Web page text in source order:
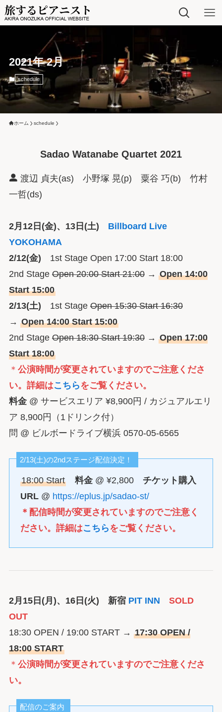
2021年 2月
schedule
ホーム schedule
Sadao Watanabe Quartet 2021
渡辺 貞夫(as) 小野塚 晃(p) 粟谷 巧(b) 竹村
一哲(ds)
2月12日(金)、13日(土) Billboard Live
YOKOHAMA
2/12(金) 1st Stage Open 17:00 Start 18:00
2nd Stage Open 20:00 Start 21:00→ Open 14:00
Start 15:00
2/13(土) 1st Stage Open 15:30 Start 16:30
→ Open 14:00 Start 15:00
2nd Stage Open 18:30 Start 19:30→ Open 17:00
Start 18:00
＊ 公演時間が変更されていますのでご注意くださ
い。詳細はこちら をご覧ください。
料金@ サービスエリア ¥8,900円 / カジュアルエリ
ア 8,900円（1ドリンク付）
問 @ ビルボードライブ横浜 0570-05-6565
2/13(土)の2ndステージ配信決定！
18:00 Start 料金 @ ¥2,800 チケット購入
URL @ https://eplus.jp/sadao-st/
＊配信時間が変更されていますのでご注意く
ださい。詳細はこちら をご覧ください。
2月15日(月)、16日(火) 新宿 PIT INN
SOLD
OUT
18:30 OPEN / 19:00 START → 17:30 OPEN /
18:00 START
＊ 公演時間が変更されていますのでご注意くださ
い。
配信のご案内